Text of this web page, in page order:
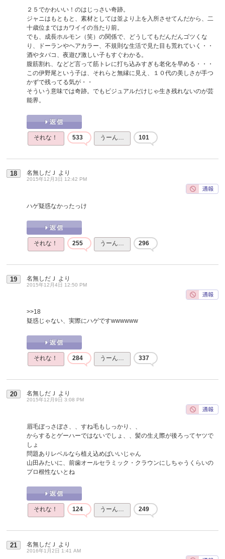
２５でかわいい！のはじっさい奇跡。
ジャニはもともと、素材としては並より上を入所させてんだから、二
十歳位まではカワイイの当たり前。
でも、成長ホルモン（笑）の関係で、どうしてもだんだんゴツくな
り、ドーランやヘアカラー、不規則な生活で見た目も荒れていく・・
酒やタバコ、夜遊び激しい子もすぐわかる。
腹筋割れ、などど言って筋トレに打ち込みすぎも老化を早める・・・
この伊野尾という子は、それらと無縁に見え、１０代の美しさが手つ
かずで残ってる気が・・
そういう意味では奇跡。でもビジュアルだけじゃ生き残れないのが芸
能界。
それな！ 533 うーん… 101
18 名無しだＪ より
2015年12月3日 12:42 PM
ハゲ疑惑なかったっけ
それな！ 255 うーん… 296
19 名無しだＪ より
2015年12月4日 12:50 PM
>>18
疑惑じゃない、実際にハゲですwwwwww
それな！ 284 うーん… 337
20 名無しだＪ より
2015年12月9日 3:08 PM
眉毛ぼっさぼさ、、すね毛もしっかり、、
からするとゲーハーではないでしょ、、髪の生え際が後ろってヤツで
しょ
問題ありレベルなら植え込めばいいじゃん
山田みたいに、前歯オールセラミック・クラウンにしちゃうくらいの
プロ根性ないとね
それな！ 124 うーん… 249
21 名無しだＪ より
2016年1月2日 1:41 AM